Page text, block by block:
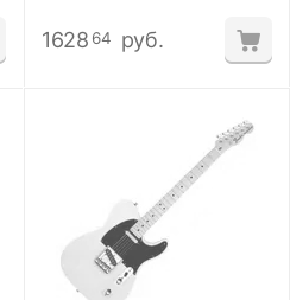
1628 64 руб.